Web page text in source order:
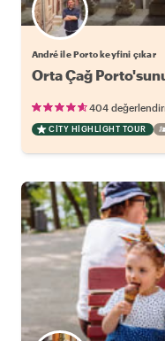
André ile Porto keyfini çıkar
Orta Çağ
404
CITY HIGHLIGHT TOUR